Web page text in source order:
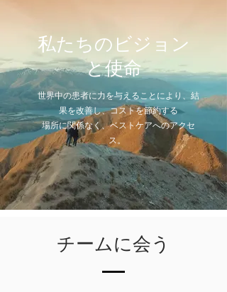
私たちのビジョン
と使命
世界中の患者に力を与えることにより、結
果を改善し、コストを節約する
場所に関係なく、ベストケアへのアクセ
ス。
チームに会う